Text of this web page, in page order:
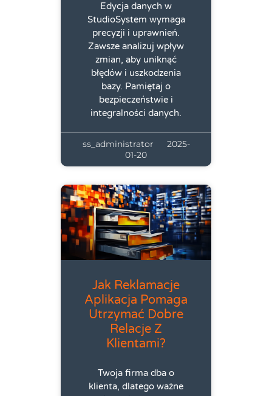
Edycja danych w
StudioSystem wymaga
precyzji i uprawnień.
Zawsze analizuj wpływ
zmian, aby uniknąć
błędów i uszkodzenia
bazy. Pamiętaj o
bezpieczeństwie i
integralności danych.
ss_administrator
2025-
01-20
Jak Reklamacje
Aplikacja Pomaga
Utrzymać Dobre
Relacje Z
Klientami?
Twoja firma dba o
klienta, dlatego ważne